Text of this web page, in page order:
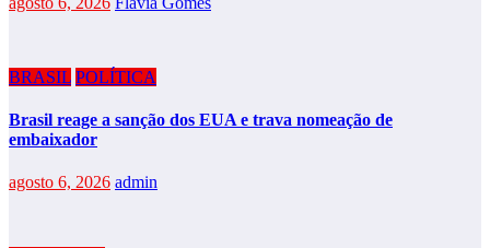
BRASIL POLÍTICA
Brasil reage a sanção dos EUA e trava nomeação de
embaixador
agosto 6, 2026 admin